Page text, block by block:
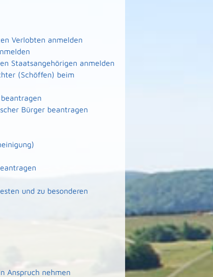
Verlobten anmelden
Staatsangehörigen anmelden
(Schöffen) beim
Bürger beantragen
und zu besonderen
Anspruch nehmen